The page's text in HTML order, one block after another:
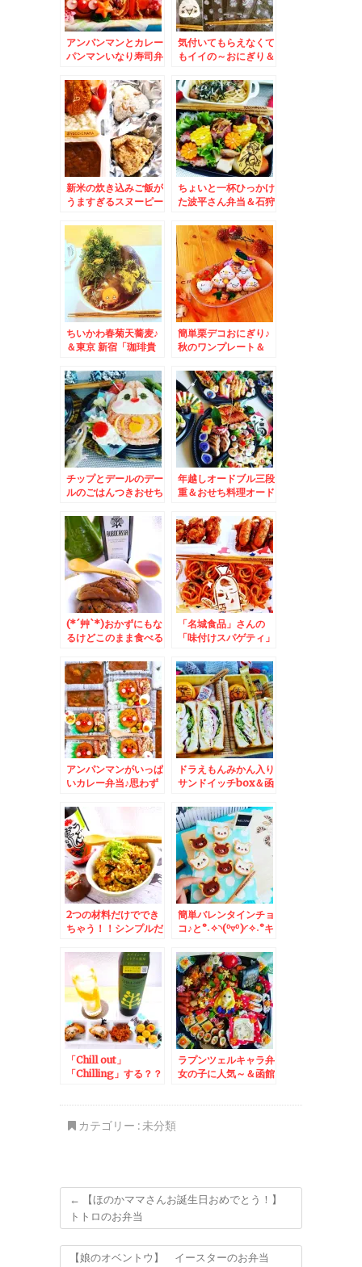
アンパンマンとカレー
パンマンいなり寿司弁
食べるなら「金寿司」
リーズナブルにカウン
ターで北海道の旬いた
だけます＾＾♪
気付いてもらえなくて
もイイの～おにぎり＆
トセトラ」の濃厚ソフ
トとジェラートで悩み
ながら塩バターパン購
入(* ´艸｀)ｸｽｸｽ
新米の炊き込みご飯が
うますぎるスヌーピー
＆中央区「PARK
PEAK」さんでお洒落
で美味しく映えるモー
ニング♪本格ドリンク
飲み放題って嬉しい(*
´艸`*)
ちょいと一杯ひっかけ
た波平さん弁当＆石狩
んにゃく」と「きざみ
揚げ」と「ざる豆腐の
お揚げ」♪
ちいかわ春菊天蕎麦♪
＆東京 新宿「珈琲貴
で「カフェオレ」愛煙
者にありがたい５０年
続く老舗喫茶店♪
簡単栗デコおにぎり♪
秋のワンプレート＆
爵」さんの「「野菜カ
レー」ブロッコリーう
ますぎるっ(*´艸`*)
チップとデールのデー
ルのごはんつきおせち
らえもん一人おせち
年越しオードブル三段
重＆おせち料理オード
様に閲覧していただき
感謝申し上げます。
m(__)m
(*´艸`*)おかずにもな
るけどこのまま食べる
イル醤油♪
「名城食品」さんの
「味付けスパゲティ」
すくお弁当に最適
♪「焼きそば田むし
男」くんスパゲティ弁
当♪(*´艸`*)
アンパンマンがいっぱ
いカレー弁当♪思わず
本珈琲」
ドラえもんみかん入り
サンドイッチbox＆函
市 「鈴木牛乳」さん
の牛乳に限るってくら
い美味しい上に蓋につ
いたクリーム舐めちゃ
うもんね(*´艸`*)
2つの材料だけででき
ちゃう！！シンプルだ
炊き込みご飯」レシピ
簡単バレンタインチョ
コ♪と°˖✧◝(⁰▿⁰)◜✧˖°キ
♪
「Chill out」
「Chilling」する？？
ラプンツェルキャラ弁
女の子に人気～＆函館
カテゴリー :未分類
←
【ほのかママさんお誕生日おめでとう！】
トトロのお弁当
【娘のオベントウ】 イースターのお弁当